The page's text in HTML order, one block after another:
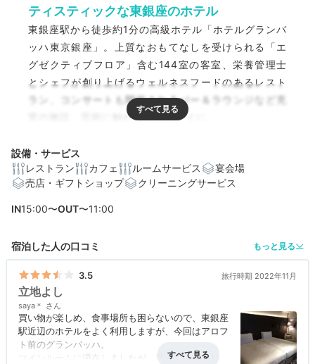
ティスティックな東銀座のホテル
東銀座駅から徒歩約1分の高級ホテル「ホテルグランバ
ッハ東京銀座」。上質なおもてなしを受けられる「エ
グゼクティブフロア」含む144室の客室、栄養管理士
とシェフが創り上げるウェルネスフードのあるレスト
ラン、コンサートも開催されるバー＆ラウンジなど充
実の施設。芸術に触れられるステイに。
編集部おすすめの３つのポイント
スイーツ好きにたまらない！季節ごとに変わる宝石のよ
うなケーキ
狩野派、バッハにインスピレーションを受けたアートワ
ークが点在
設備・サービス
レストラン
カフェ ルームサービス
宴会場
売店・ギフトショップ
クリーニングサービス
IN15:00〜OUT〜11:00
宿泊した人の口コミ もっと見る
3.5 旅行時期 2022年11月
立地よし
saya＊
買い物が楽しめ、食事場所も困らないので、東銀座
駅近辺のホテルをよく利用しますが、今回はアロフ
ト前のグランバッハ。
ツインルームに滞在しましたが、思っていたより、